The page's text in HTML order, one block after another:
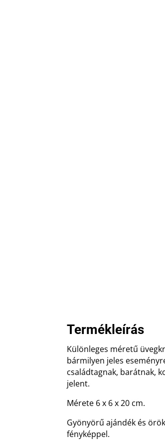
Termékleírás
Különleges méretű
bármilyen jeles
családtagnak, barátnak,
jelent.
Mérete 6 x 6 x 20 cm.
Gyönyörű ajándék és
fényképpel.